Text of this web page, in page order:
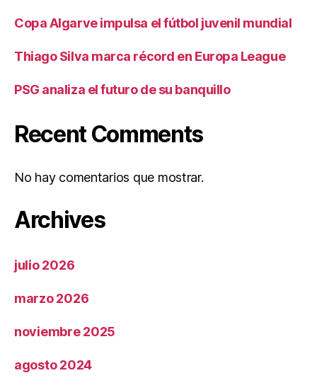
Copa Algarve impulsa el fútbol juvenil mundial
Thiago Silva marca récord en Europa League
PSG analiza el futuro de su banquillo
Recent Comments
No hay comentarios que mostrar.
Archives
julio 2026
marzo 2026
noviembre 2025
agosto 2024